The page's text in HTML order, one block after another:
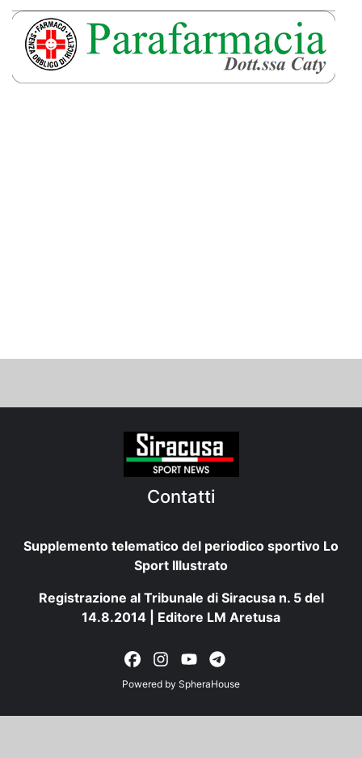
Contatti
Supplemento telematico del periodico sportivo Lo
Sport Illustrato
Registrazione al Tribunale di Siracusa n. 5 del
14.8.2014 | Editore LM Aretusa
Powered by SpheraHouse